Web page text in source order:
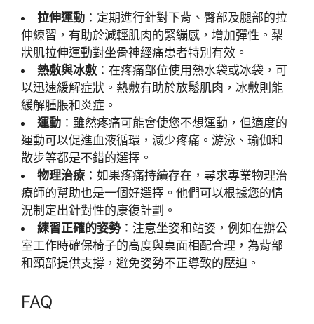
拉伸運動 ：定期進行針對下背、臀部及腿部的拉
伸練習，有助於減輕肌肉的緊繃感，增加彈性。梨
狀肌拉伸運動對坐骨神經痛患者特別有效。
熱敷與冰敷 ：在疼痛部位使用熱水袋或冰袋，可
以迅速緩解症狀。熱敷有助於放鬆肌肉，冰敷則能
緩解腫脹和炎症。
運動 ：雖然疼痛可能會使您不想運動，但適度的
運動可以促進血液循環，減少疼痛。游泳、瑜伽和
散步等都是不錯的選擇。
物理治療：如果疼痛持續存在，尋求專業物理治
療師的幫助也是一個好選擇。他們可以根據您的情
況制定出針對性的康復計劃。
練習正確的姿勢：注意坐姿和站姿，例如在辦公
室工作時確保椅子的高度與桌面相配合理，為背部
和頸部提供支撐，避免姿勢不正導致的壓迫。
FAQ